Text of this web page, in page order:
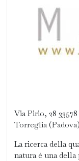
Via Pirio, 28 33578
Torreglia (Padova)
La ricerca della
natura è una